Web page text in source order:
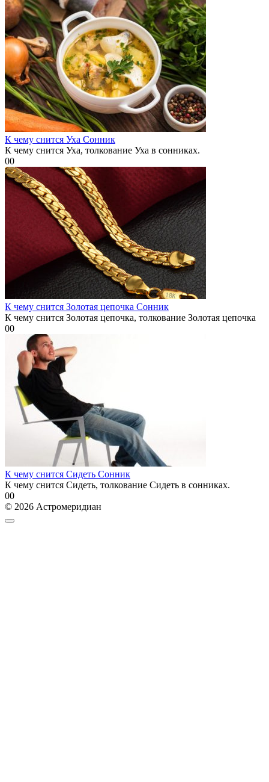
К чему снится Уха Сонник
К чему снится Уха, толкование Уха в сонниках.
00
К чему снится Золотая цепочка Сонник
К чему снится Золотая цепочка, толкование Золотая цепочка
00
К чему снится Сидеть Сонник
К чему снится Сидеть, толкование Сидеть в сонниках.
00
© 2026 Астромеридиан